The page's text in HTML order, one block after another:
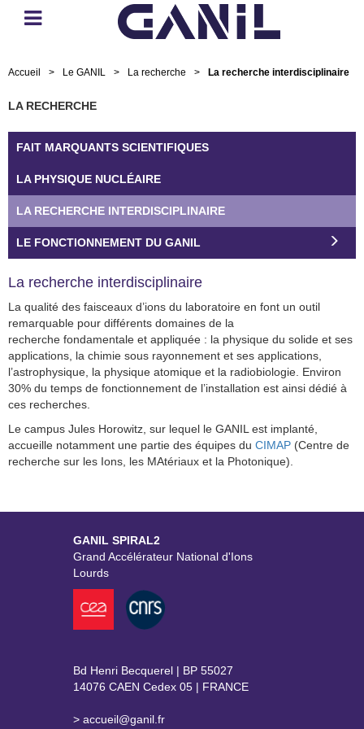
Accueil > Le GANIL > La recherche > La recherche interdisciplinaire
LA RECHERCHE
FAIT MARQUANTS SCIENTIFIQUES
LA PHYSIQUE NUCLÉAIRE
LA RECHERCHE INTERDISCIPLINAIRE
LE FONCTIONNEMENT DU GANIL
La recherche interdisciplinaire
La qualité des faisceaux d’ions du laboratoire en font un outil
remarquable pour différents domaines de la
recherche fondamentale et appliquée : la physique du solide et ses
applications, la chimie sous rayonnement et ses applications,
l’astrophysique, la physique atomique et la radiobiologie. Environ
30% du temps de fonctionnement de l’installation est ainsi dédié à
ces recherches.
Le campus Jules Horowitz, sur lequel le GANIL est implanté,
accueille notamment une partie des équipes du CIMAP (Centre de
recherche sur les Ions, les MAtériaux et la Photonique).
GANIL SPIRAL2
Grand Accélérateur National d'Ions
Lourds
Bd Henri Becquerel | BP 55027
14076 CAEN Cedex 05 | FRANCE
> accueil@ganil.fr